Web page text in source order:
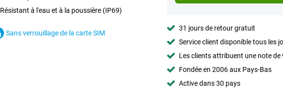
Résistant à l'eau et à la poussière (IP69)
Sans verrouillage de la carte SIM
31 jours de retour gratuit
Service client disponible tous les
Les clients attribuent une note
Fondée en 2006 aux Pays-Bas
Active dans 30 pays